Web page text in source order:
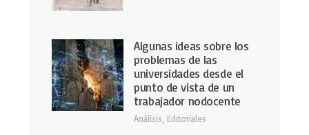
Algunas ideas sobre los
problemas de las
universidades desde el
punto de vista de un
trabajador nodocente
Análisis Editoriales